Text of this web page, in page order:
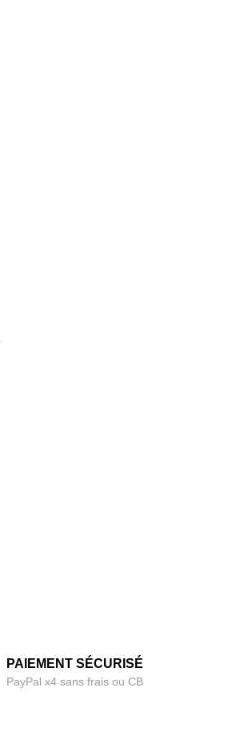
PAIEMENT SÉCURISÉ
PayPal x4 sans frais ou CB